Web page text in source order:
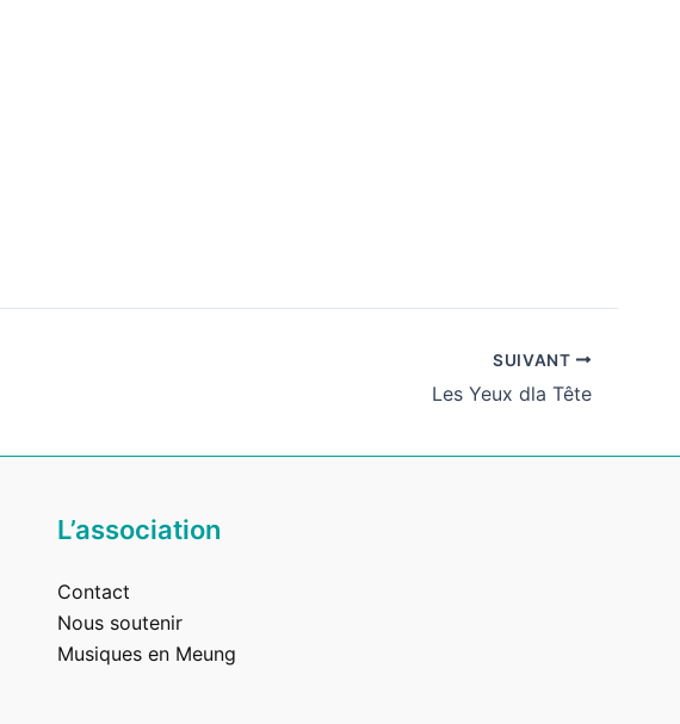
SUIVANT
Les Yeux dla Tête
L’association
Contact
Nous soutenir
Musiques en Meung